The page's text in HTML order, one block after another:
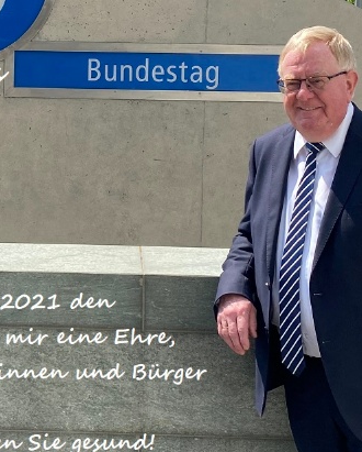
Reinhold
des
seinem Vorsitzenden
mich sehr, dass ich
Christian Schmidt, als
MdB, für dieses
hatten ohne zu zögern
Vertreter der heimischen
erhalten und ihre
direkt
lang wurde im Jakob-
rege debattiert. Und